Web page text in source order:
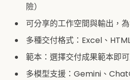
險）
可分享的工作空間與輸出，
多種交付格式：Excel、
範本：選擇交付成果範本即
多模型支援：Gemini、